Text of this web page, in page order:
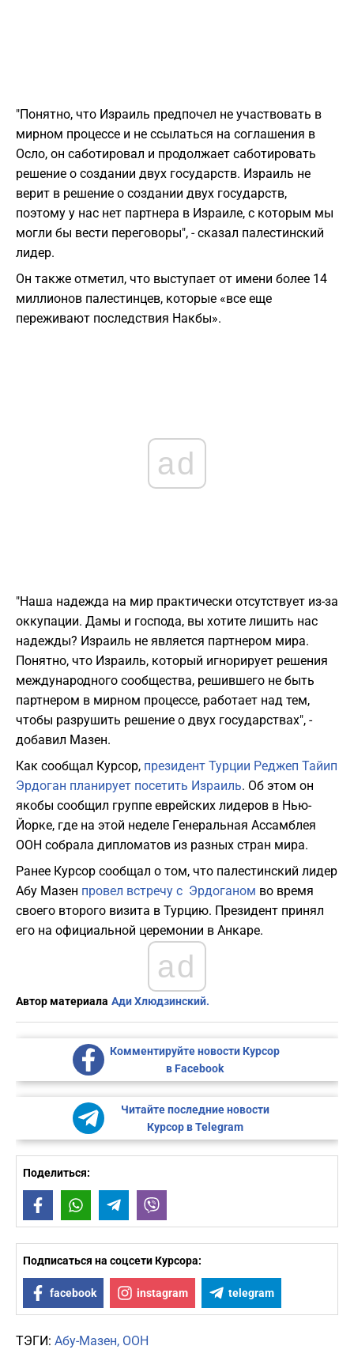
"Понятно, что Израиль предпочел не участвовать в
мирном процессе и не ссылаться на соглашения в
Осло, он саботировал и продолжает саботировать
решение о создании двух государств. Израиль не
верит в решение о создании двух государств,
поэтому у нас нет партнера в Израиле, с которым мы
могли бы вести переговоры", - сказал палестинский
лидер.
Он также отметил, что выступает от имени более 14
миллионов палестинцев, которые «все еще
переживают последствия Накбы».
ad
"Наша надежда на мир практически отсутствует из-за
оккупации. Дамы и господа, вы хотите лишить нас
надежды? Израиль не является партнером мира.
Понятно, что Израиль, который игнорирует решения
международного сообщества, решившего не быть
партнером в мирном процессе, работает над тем,
чтобы разрушить решение о двух государствах", -
добавил Мазен.
Как сообщал Курсор, президент Турции Реджеп Тайип
Эрдоган планирует посетить Израиль. Об этом он
якобы сообщил группе еврейских лидеров в Нью-
Йорке, где на этой неделе Генеральная Ассамблея
ООН собрала дипломатов из разных стран мира.
Ранее Курсор сообщал о том, что палестинский лидер
Абу Мазен провел встречу с Эрдоганом во время
своего второго визита в Турцию. Президент принял
его на официальной церемонии в Анкаре.
ad
Автор материала Ади Хлюдзинский.
Комментируйте новости Курсор
в Facebook
Читайте последние новости
Курсор в Telegram
Поделиться:
FacebookWhatsAppTelegram
Подписаться на соцсети Курсора:
facebook instagram telegram
ТЭГИ: Абу-Мазен ООН